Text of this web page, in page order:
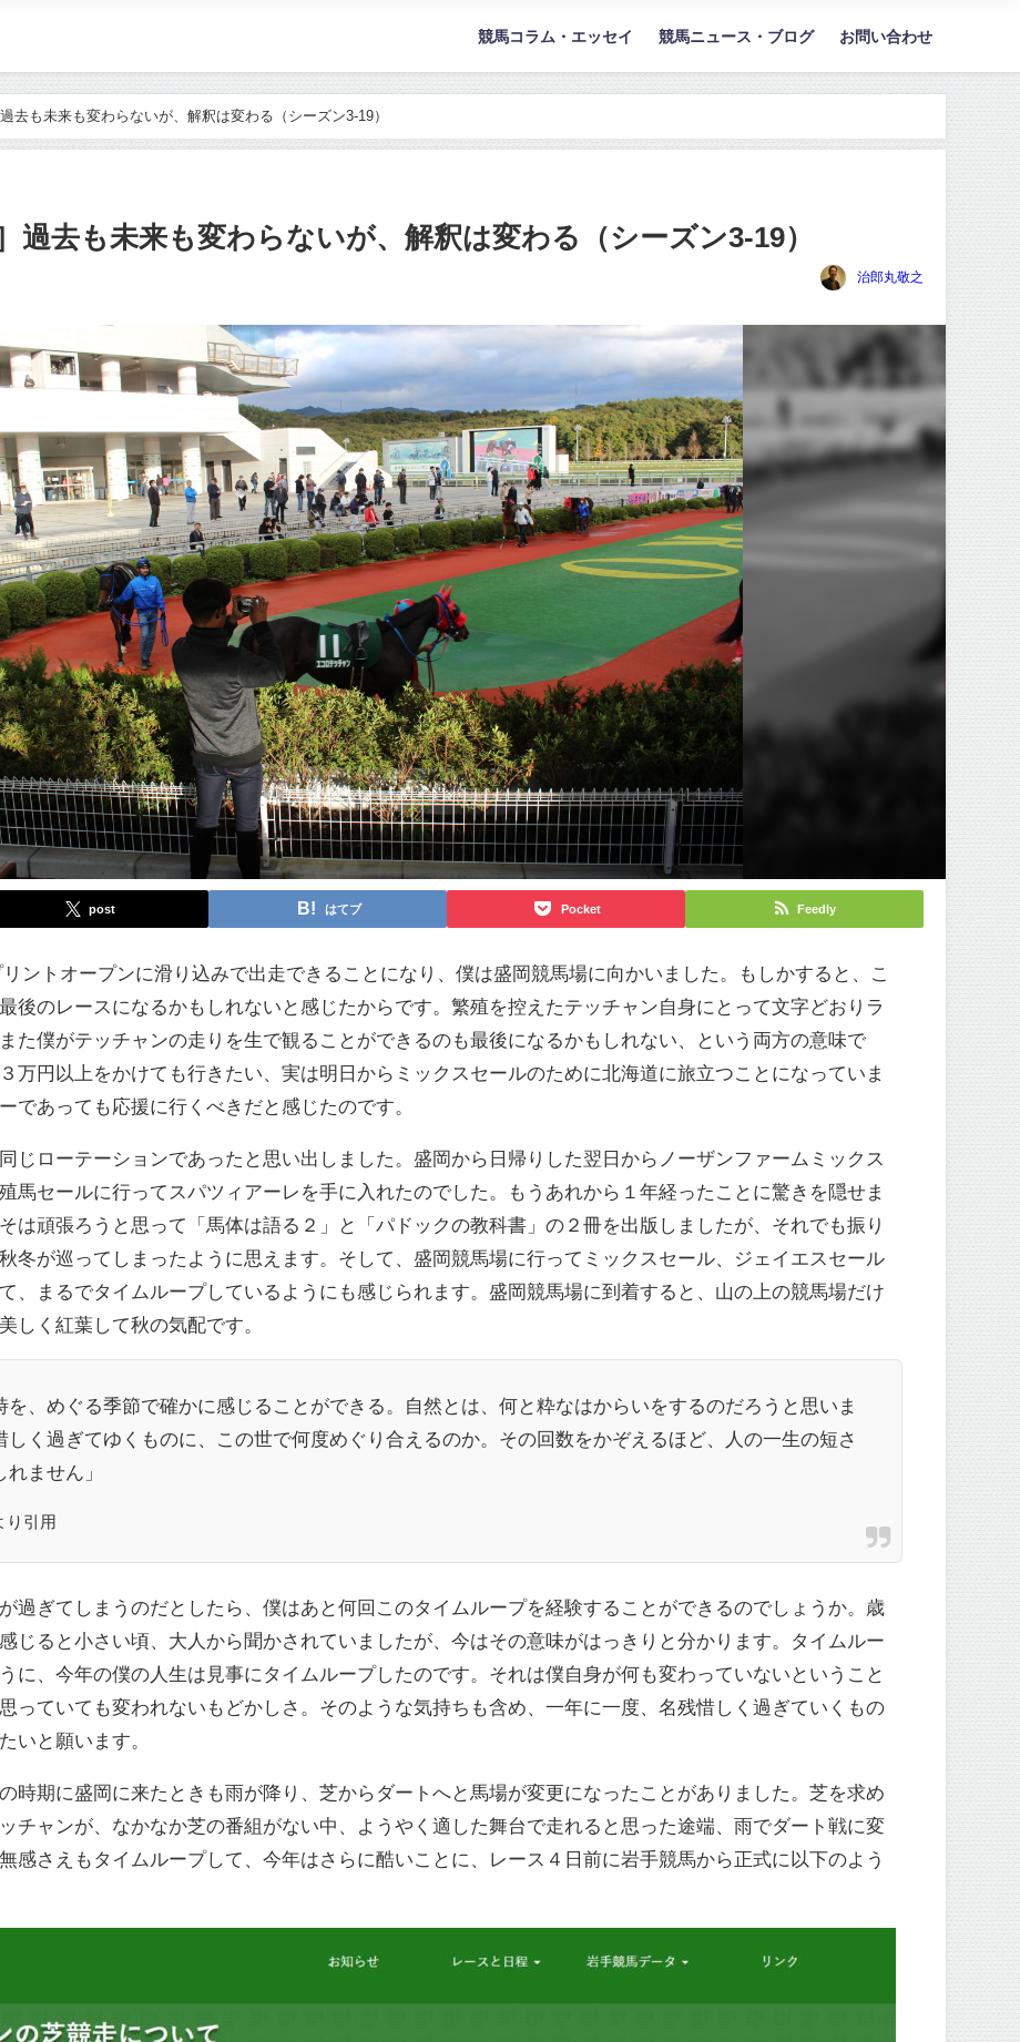
競馬コラム・エッセイ 競馬ニュース・ブログ お問い合わせ
去も未来も変わらないが、解釈は変わる（シーズン3-19）
過去も未来も変わらないが、解釈は変わる（シーズン3-19）
治郎丸敬之
post はてブ Pocket Feedly
ントオープンに滑り込みで出走できることになり、僕は盛岡競馬場に向かいました。もしかすると、こ
後のレースになるかもしれないと感じたからです。繁殖を控えたテッチャン自身にとって文字どおりラ
た僕がテッチャンの走りを生で観ることができるのも最後になるかもしれない、という両方の意味で
万円以上をかけても行きたい、実は明日からミックスセールのために北海道に旅立つことになっていま
であっても応援に行くべきだと感じたのです。
じローテーションであったと思い出しました。盛岡から日帰りした翌日からノーザンファームミックス
馬セールに行ってスパツィアーレを手に入れたのでした。もうあれから１年経ったことに驚きを隠せま
は頑張ろうと思って「馬体は語る２」と「パドックの教科書」の２冊を出版しましたが、それでも振り
冬が巡ってしまったように思えます。そして、盛岡競馬場に行ってミックスセール、ジェイエスセール
、まるでタイムループしているようにも感じられます。盛岡競馬場に到着すると、山の上の競馬場だけ
しく紅葉して秋の気配です。
を、めぐる季節で確かに感じることができる。自然とは、何と粋なはからいをするのだろうと思いま
く過ぎてゆくものに、この世で何度めぐり合えるのか。その回数をかぞえるほど、人の一生の短さ
ません」
り引用
過ぎてしまうのだとしたら、僕はあと何回このタイムループを経験することができるのでしょうか。歳
じると小さい頃、大人から聞かされていましたが、今はその意味がはっきりと分かります。タイムルー
に、今年の僕の人生は見事にタイムループしたのです。それは僕自身が何も変わっていないということ
っていても変われないもどかしさ。そのような気持ちも含め、一年に一度、名残惜しく過ぎていくもの
いと願います。
時期に盛岡に来たときも雨が降り、芝からダートへと馬場が変更になったことがありました。芝を求め
チャンが、なかなか芝の番組がない中、ようやく適した舞台で走れると思った途端、雨でダート戦に変
感さえもタイムループして、今年はさらに酷いことに、レース４日前に岩手競馬から正式に以下のよう